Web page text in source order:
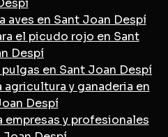
aves en Sant Joan Despí
el picudo rojo en Sant
Despí
en Sant Joan Despí
y ganaderia en
Despí
empresas y profesionales